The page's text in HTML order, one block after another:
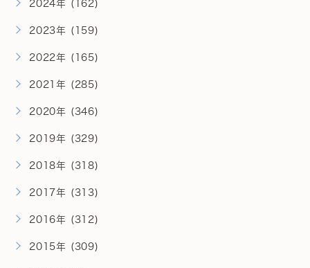
2024年 (162)
2023年 (159)
2022年 (165)
2021年 (285)
2020年 (346)
2019年 (329)
2018年 (318)
2017年 (313)
2016年 (312)
2015年 (309)